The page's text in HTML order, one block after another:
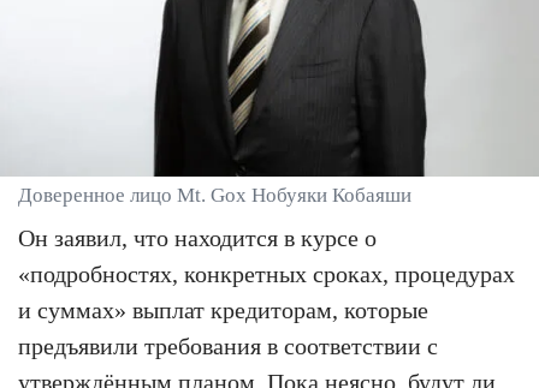
Доверенное лицо Mt. Gox Нобуяки Кобаяши
Он заявил, что находится в курсе о
«подробностях, конкретных сроках, процедурах
и суммах» выплат кредиторам, которые
предъявили требования в соответствии с
утверждённым планом. Пока неясно, будут ли